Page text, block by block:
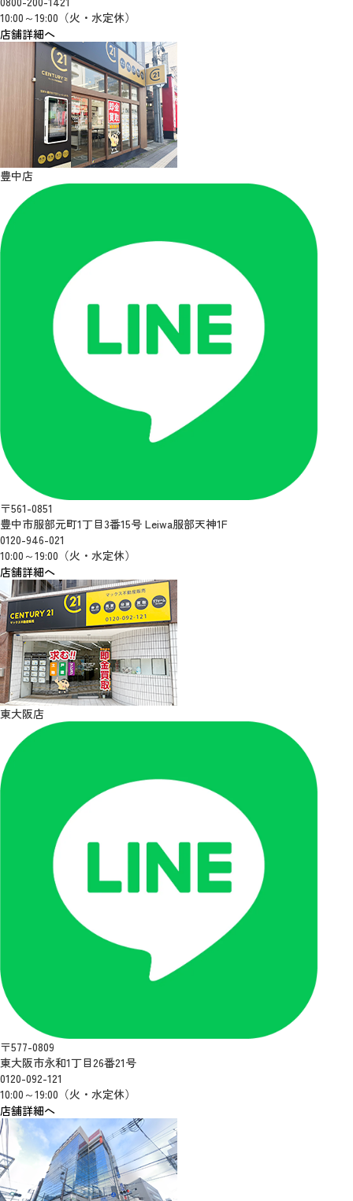
10:00～19:00（火・水定休）
店舗詳細へ
豊中店
〒561-0851
豊中市服部元町1丁目3番15号 Leiwa服部天神1F
0120-946-021
10:00～19:00（火・水定休）
店舗詳細へ
東大阪店
〒577-0809
東大阪市永和1丁目26番21号
0120-092-121
10:00～19:00（火・水定休）
店舗詳細へ